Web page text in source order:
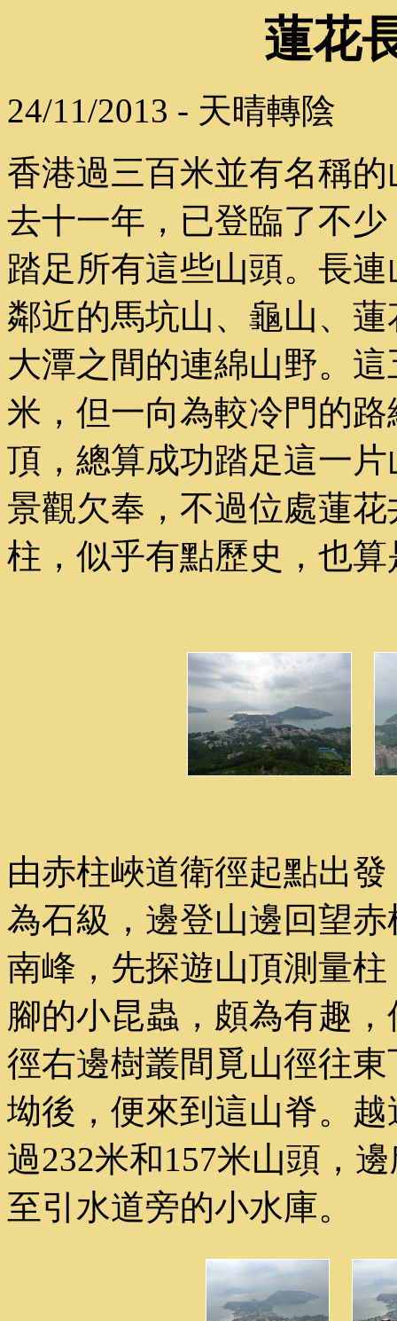
蓮花
24/11/2013 - 天晴轉陰
香港過三百米並有名稱
去十一年，已登臨了不
踏足所有這些山頭。長
鄰近的馬坑山、龜山、
大潭之間的連綿山野。
米，但一向為較冷門的
頂，總算成功踏足這一
景觀欠奉，不過位處蓮
柱，似乎有點歷史，也
由赤柱峽道衛徑起點出
為石級，邊登山邊回望
南峰，先探遊山頂測量
腳的小昆蟲，頗為有趣
徑右邊樹叢間覓山徑往
坳後，便來到這山脊。
過232米和157米山頭，
至引水道旁的小水庫。